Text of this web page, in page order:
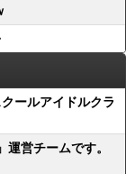
ールアイドルクラ
営チームです。